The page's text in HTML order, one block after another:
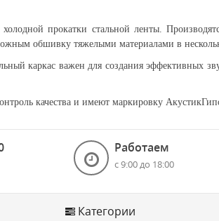
прокатки стальной ленты.
обшивку тяжелыми материалами в
каркас важен для создания эффективных
качества и имеют маркировку
Работаем
с 9:00 до 18:00
Категории